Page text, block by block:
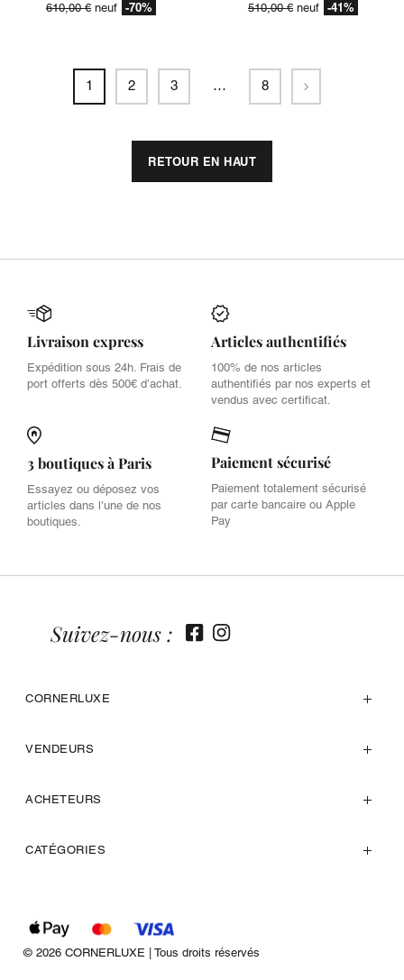
610,00 € neuf -70% 510,00 € neuf -41%
1 2 3 … 8 Suivant
RETOUR EN HAUT
Livraison express
Expédition sous 24h. Frais de
port offerts dès 500€ d’achat.
Articles authentifiés
100% de nos articles
authentifiés par nos experts et
vendus avec certificat.
3 boutiques à Paris
Essayez ou déposez vos
articles dans l’une de nos
boutiques.
Paiement sécurisé
Paiement totalement sécurisé
par carte bancaire ou Apple
Pay
CORNERLUXE
VENDEURS
ACHETEURS
CATÉGORIES
Suivez-nous :
© 2026 CORNERLUXE | Tous droits réservés